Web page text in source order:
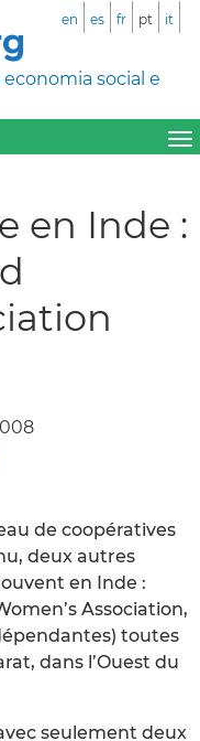
social e
en es fr pt it
en Inde :
de coopératives
deux autres
en Inde :
Association,
toutes
dans l’Ouest du
seulement deux